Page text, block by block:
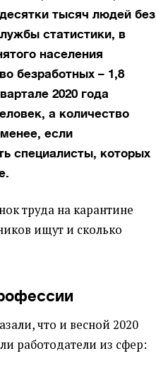
тысяч людей без
статистики, в
населения
безработных – 1,8
2020 года
а количество
если
специалисты, которых
труда на карантине
ищут и сколько
что и весной 2020
работодатели из сфер: